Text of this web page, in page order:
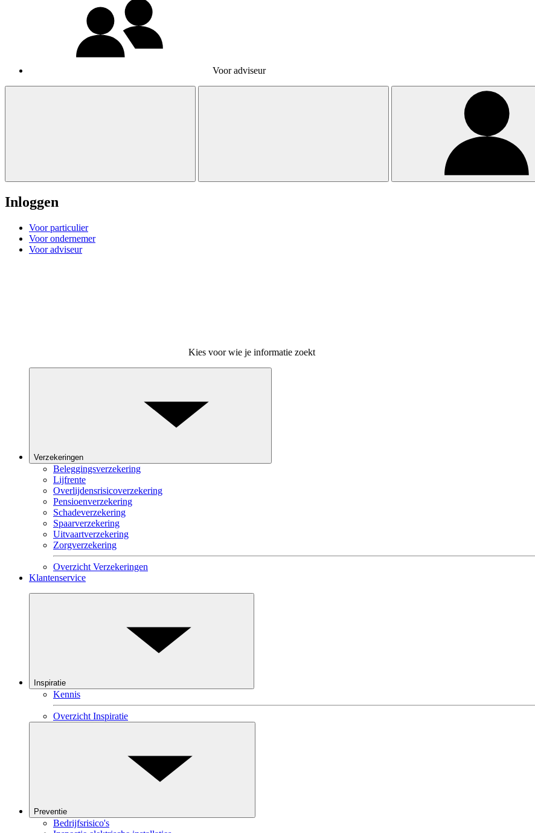
Voor adviseur
Inloggen
Voor particulier
Voor ondernemer
Voor adviseur
Kies voor wie je informatie zoekt
Verzekeringen
Beleggingsverzekering
Lijfrente
Overlijdensrisicoverzekering
Pensioenverzekering
Schadeverzekering
Spaarverzekering
Uitvaartverzekering
Zorgverzekering
Overzicht Verzekeringen
Klantenservice
Inspiratie
Kennis
Overzicht Inspiratie
Preventie
Bedrijfsrisico's